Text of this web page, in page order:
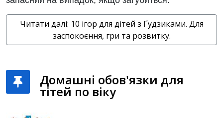
Читати далі: 10 ігор для дітей з Ґудзиками. Для
заспокоєння, гри та розвитку.
Домашні обов'язки для
тітей по віку